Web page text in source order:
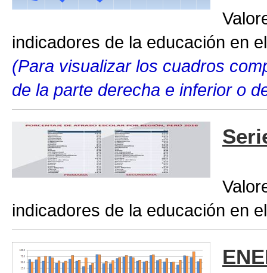
indicadores de la educación en
(Para visualizar los cuadros
de la parte derecha e inferior o
indicadores de la educación en